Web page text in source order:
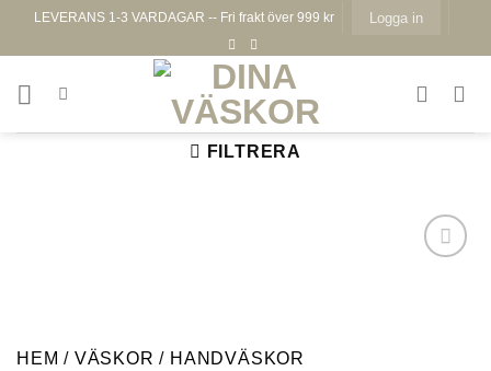
LEVERANS 1-3 VARDAGAR -- Fri frakt över 999 kr Logga in
FILTRERA
HEM / VÄSKOR / HANDVÄSKOR